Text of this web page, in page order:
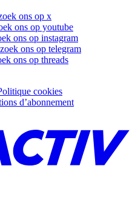
ons op x
ons op youtube
ons op instagram
ons op telegram
ons op threads
cookies
d’abonnement